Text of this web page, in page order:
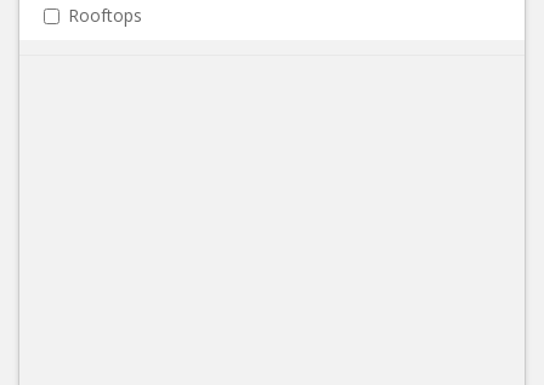
Rooftops